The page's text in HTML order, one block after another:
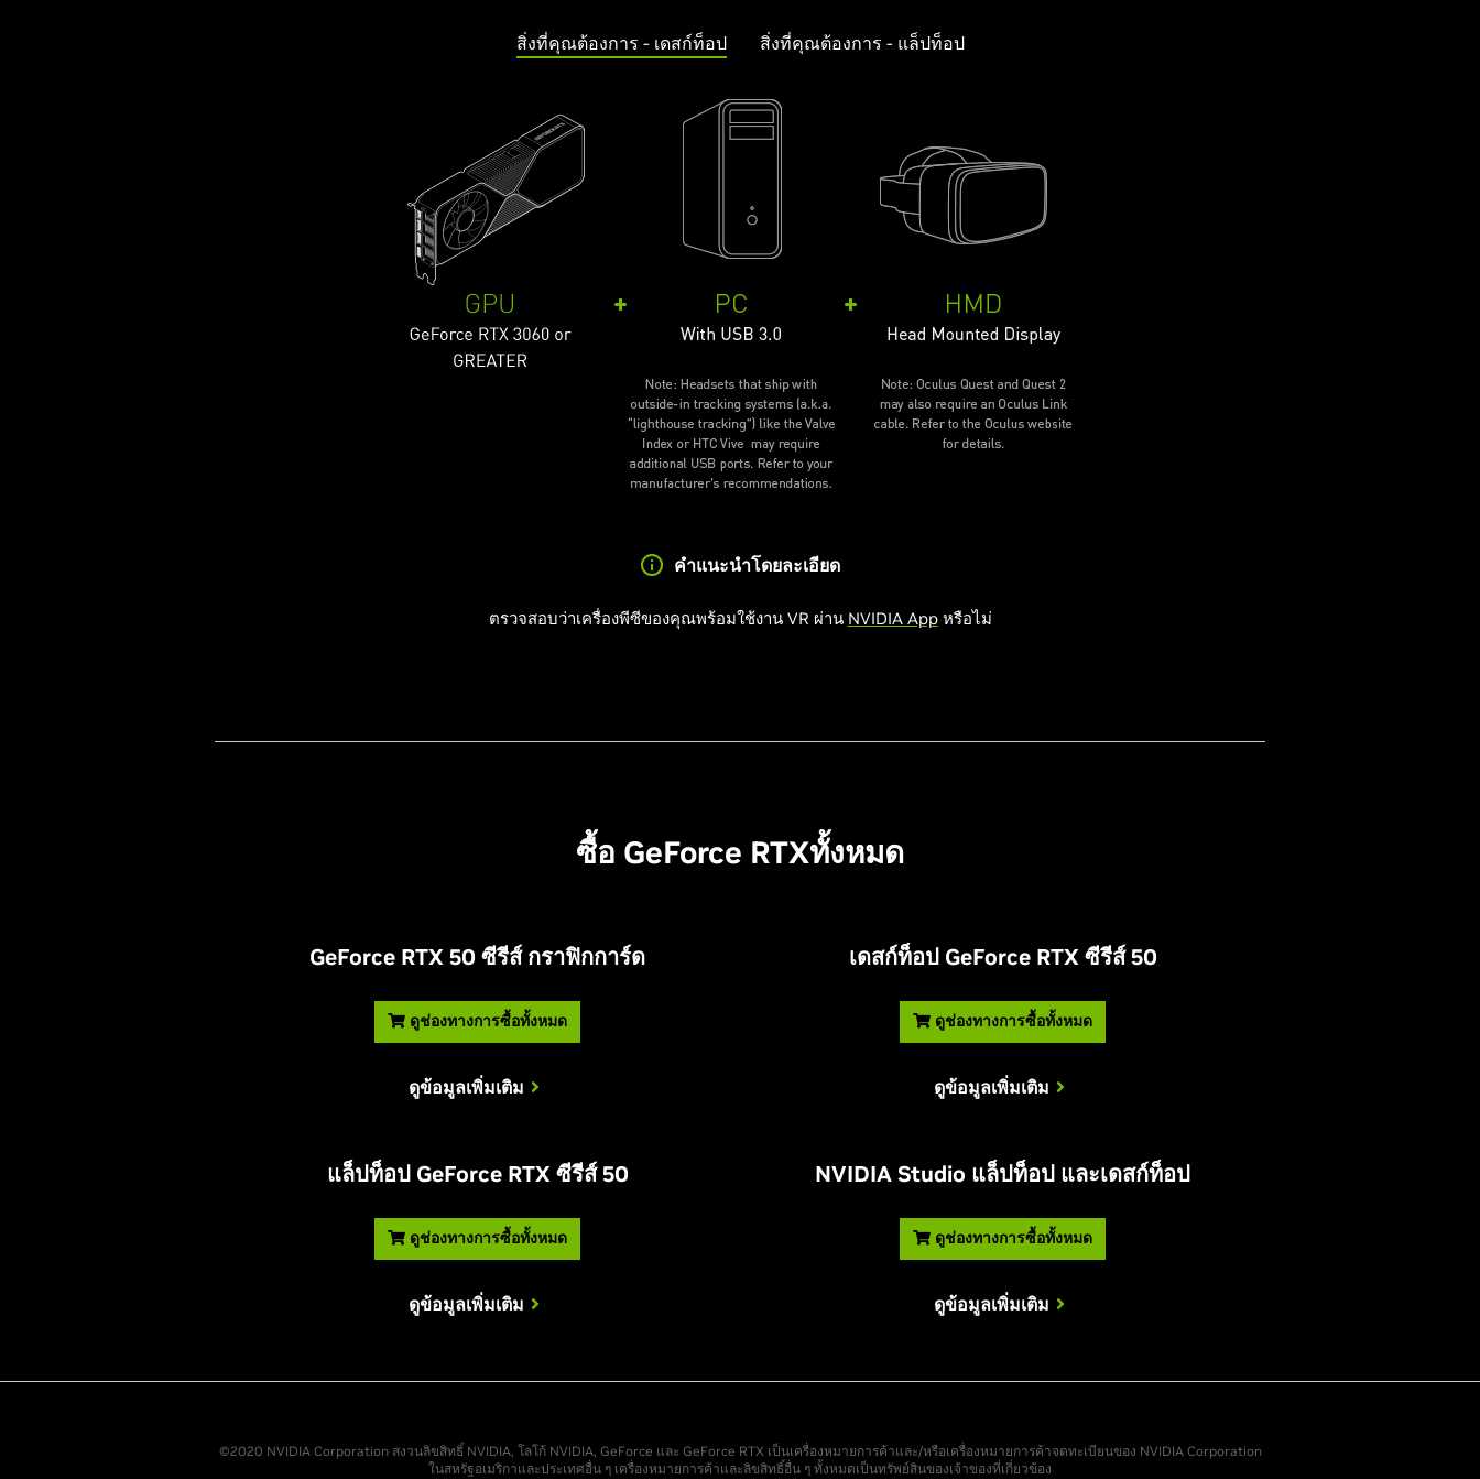
สิ่งที่คุณต้องการ - เดสก์ท็อป สิ่งที่คุณต้องการ - แล็ปท็อป
คำแนะนำโดยละเอียด
ตรวจสอบว่าเครื่องพีซีของคุณพร้อมใช้งาน VR ผ่าน NVIDIA Appหรือไม่
ซื้อ GeForce RTXทั้งหมด
GeForce RTX 50 ซีรีส์ กราฟิกการ์ด
ดูช่องทางการซื้อทั้งหมด
ดูข้อมูลเพิ่มเติม
เดสก์ท็อป GeForce RTX ซีรีส์ 50
ดูช่องทางการซื้อทั้งหมด
ดูข้อมูลเพิ่มเติม
แล็ปท็อป GeForce RTX ซีรีส์ 50
ดูช่องทางการซื้อทั้งหมด
ดูข้อมูลเพิ่มเติม
NVIDIA Studio แล็ปท็อป และเดสก์ท็อป
ดูช่องทางการซื้อทั้งหมด
ดูข้อมูลเพิ่มเติม
©2020 NVIDIA Corporation สงวนลิขสิทธิ์ NVIDIA, โลโก้ NVIDIA, GeForce และ GeForce RTX เป็นเครื่องหมายการค้าและ/หรือเครื่องหมายการค้าจดทะเบียนของ NVIDIA Corporation
ในสหรัฐอเมริกาและประเทศอื่น ๆ เครื่องหมายการค้าและลิขสิทธิ์อื่น ๆ ทั้งหมดเป็นทรัพย์สินของเจ้าของที่เกี่ยวข้อง